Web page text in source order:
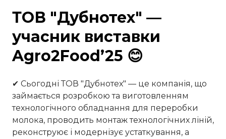
ТОВ "Дубнотех" —
учасник виставки
Agro2Food’25 😊
✔ Сьогодні ТОВ "Дубнотех" — це компанія, що
займається розробкою та виготовленням
технологічного обладнання для переробки
молока, проводить монтаж технологічних ліній,
реконструює і модернізує устаткування, а